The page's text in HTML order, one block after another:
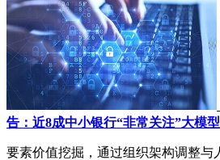
告：近8成中小银行“非常关注”大模型
要素价值挖掘，通过组织架构调整与